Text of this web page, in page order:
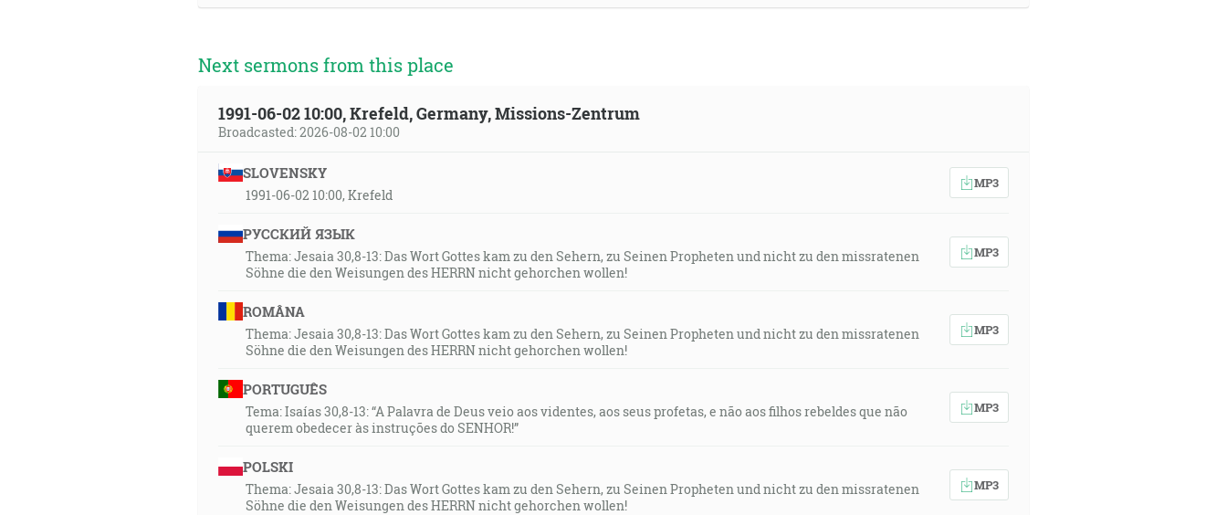
Next sermons from this place
1991-06-02 10:00, Krefeld, Germany, Missions-Zentrum
Broadcasted: 2026-08-02 10:00
SLOVENSKY
1991-06-02 10:00, Krefeld
MP3
РУССКИЙ ЯЗЫК
Thema: Jesaia 30,8-13: Das Wort Gottes kam zu den Sehern, zu Seinen Propheten und nicht zu den missratenen
Söhne die den Weisungen des HERRN nicht gehorchen wollen!
MP3
ROMÂNA
Thema: Jesaia 30,8-13: Das Wort Gottes kam zu den Sehern, zu Seinen Propheten und nicht zu den missratenen
Söhne die den Weisungen des HERRN nicht gehorchen wollen!
MP3
PORTUGUÊS
Tema: Isaías 30,8-13: “A Palavra de Deus veio aos videntes, aos seus profetas, e não aos filhos rebeldes que não
querem obedecer às instruções do SENHOR!”
MP3
POLSKI
Thema: Jesaia 30,8-13: Das Wort Gottes kam zu den Sehern, zu Seinen Propheten und nicht zu den missratenen
Söhne die den Weisungen des HERRN nicht gehorchen wollen!
MP3